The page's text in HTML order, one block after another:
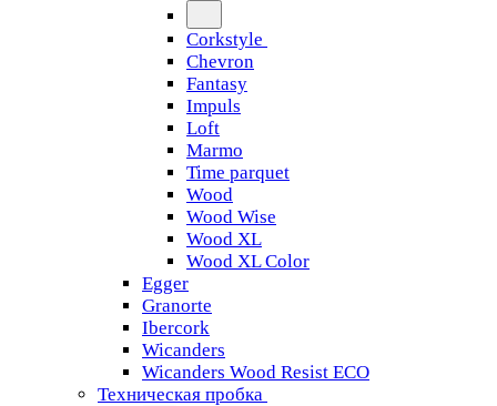
Corkstyle
Chevron
Fantasy
Impuls
Loft
Marmo
Time parquet
Wood
Wood Wise
Wood XL
Wood XL Color
Egger
Granorte
Ibercork
Wicanders
Wicanders Wood Resist ECO
Техническая пробка